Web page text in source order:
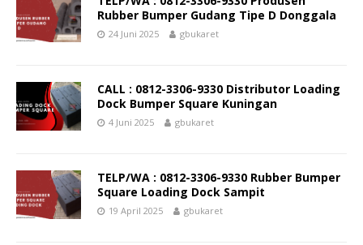
Rubber Bumper Gudang Tipe D Donggala
24 Juni 2025 gbukaret
CALL : 0812-3306-9330 Distributor Loading
Dock Bumper Square Kuningan
4 Juni 2025 gbukaret
TELP/WA : 0812-3306-9330 Rubber Bumper
Square Loading Dock Sampit
19 April 2025 gbukaret